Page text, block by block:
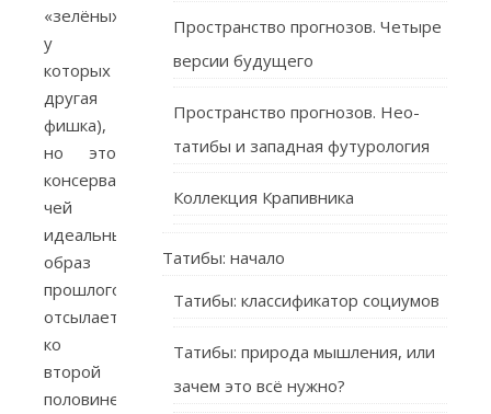
«зелёных»,
у
которых
другая
фишка),
но это
консерваторы,
чей
идеальный
образ
прошлого
отсылает
ко
второй
половине
Пространство прогнозов. Четыре
версии будущего
Пространство прогнозов. Нео-
татибы и западная футурология
Коллекция Крапивника
Татибы: начало
Татибы: классификатор социумов
Татибы: природа мышления, или
зачем это всё нужно?